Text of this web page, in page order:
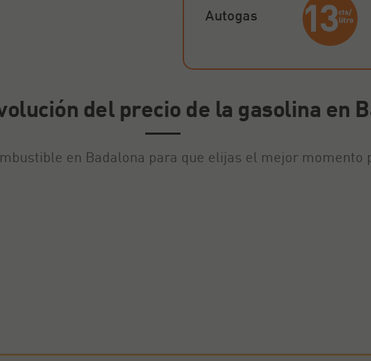
Autogas
del precio de la gasolina en
en Badalona para que elijas el mejor momento